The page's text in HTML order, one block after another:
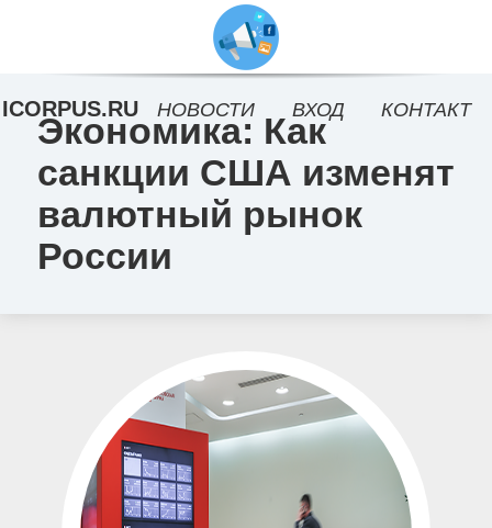
Экономика: Как
санкции США изменят
валютный рынок
России
ICORPUS.RU НОВОСТИ ВХОД КОНТАКТ